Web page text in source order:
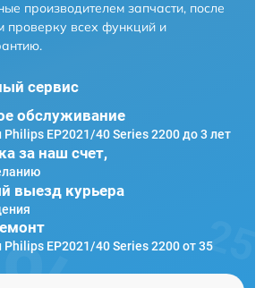
производителем запчасти, после
проверку всех функций и
сервис
обслуживание
EP2021/40 Series 2200 до 3 лет
за наш счет,
выезд курьера
EP2021/40 Series 2200 от 35